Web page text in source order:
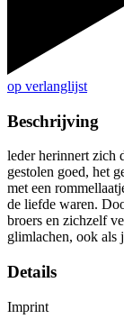
op verlanglijst
Beschrijving
leder herinnert zich
gestolen goed, het
met een
de liefde waren.
broers en zichzelf
glimlachen, ook als
Details
Imprint